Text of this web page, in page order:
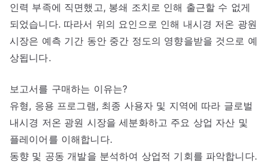
인력 부족에 직면했고, 봉쇄 조치로 인해 출근할 수 없게
되었습니다. 따라서 위의 요인으로 인해 내시경 저온 광원
시장은 예측 기간 동안 중간 정도의 영향을받을 것으로 예
상됩니다.
보고서를 구매하는 이유는?
유형, 응용 프로그램, 최종 사용자 및 지역에 따라 글로벌
내시경 저온 광원 시장을 세분화하고 주요 상업 자산 및
플레이어를 이해합니다.
동향 및 공동 개발을 분석하여 상업적 기회를 파악합니다.